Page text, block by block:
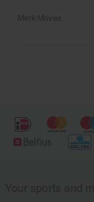
Merk:Moves